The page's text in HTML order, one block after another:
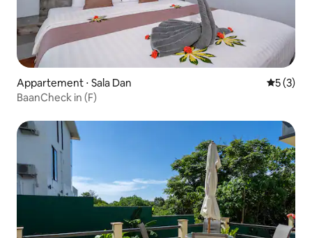
Appartement ⋅ Sala Dan
5 (3)
BaanCheck in (F)